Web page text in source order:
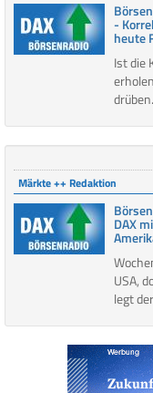
-
heute
Ist die
Märkte ++ Redaktion
DAX
USA,
legt